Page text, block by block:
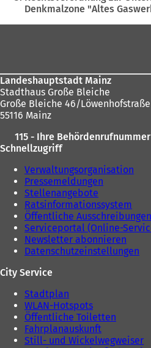
sich
hier:
Denkmalzone "Altes
Landeshauptstadt Mainz
Stadthaus Große Bleiche
Große Bleiche 46/Löwenhofstraße
55116 Mainz
115 - Ihre Behördenrufnummer
Schnellzugriff
Verwaltungsorganisation
Pressemeldungen
Stellenangebote
Ratsinformationssystem
Öffentliche Ausschreibungen
Serviceportal (Online-
Newsletter abonnieren
Datenschutzeinstellungen
City Service
Stadtplan
WLAN-Hotspots
Öffentliche Toiletten
Fahrplanauskunft
Still- und Wickelwegweiser